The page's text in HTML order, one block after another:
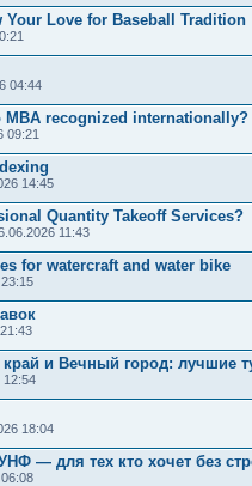
Love for Baseball Tradition
04:44
recognized internationally?
09:21
14:45
Quantity Takeoff Services?
11:43
for watercraft and water bike
и Вечный город: лучшие
12:54
18:04
— для тех кто хочет без